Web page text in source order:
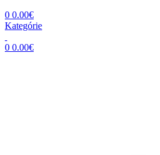
0 0.00€
Kategórie
0 0.00€